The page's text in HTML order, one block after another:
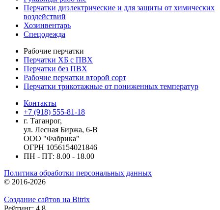
Перчатки диэлектрические и для защиты от химических
воздействий
Хозинвентарь
Спецодежда
Рабочие перчатки
Перчатки ХБ с ПВХ
Перчатки без ПВХ
Рабочие перчатки второй сорт
Перчатки трикотажные от пониженных температур
Контакты
+7 (918) 555-81-18
г. Таганрог,
ул. Лесная Биржа, 6-В
ООО "Фабрика"
ОГРН 1056154021846
ПН - ПТ: 8.00 - 18.00
Политика обработки персональных данных
© 2016-2026
Создание сайтов на Bitrix
Рейтинг: 4.8